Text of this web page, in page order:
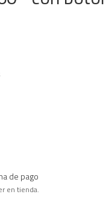
de pago
en tienda.